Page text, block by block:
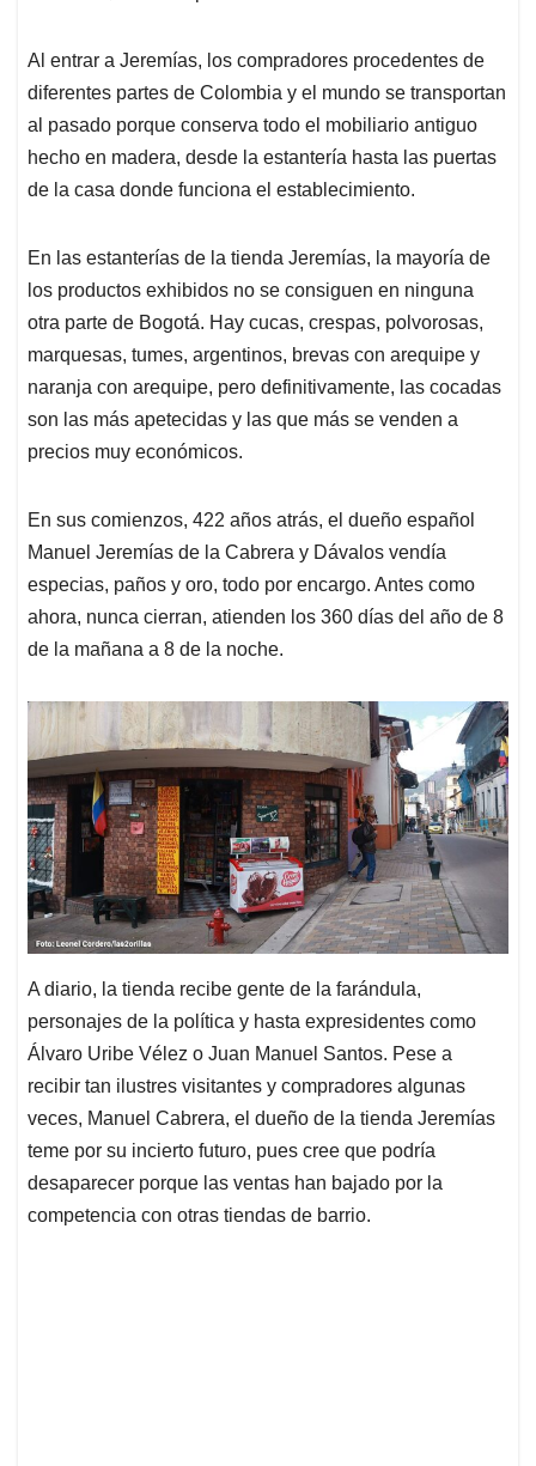
Al entrar a Jeremías, los compradores procedentes de
diferentes partes de Colombia y el mundo se transportan
al pasado porque conserva todo el mobiliario antiguo
hecho en madera, desde la estantería hasta las puertas
de la casa donde funciona el establecimiento.
En las estanterías de la tienda Jeremías, la mayoría de
los productos exhibidos no se consiguen en ninguna
otra parte de Bogotá. Hay cucas, crespas, polvorosas,
marquesas, tumes, argentinos, brevas con arequipe y
naranja con arequipe, pero definitivamente, las cocadas
son las más apetecidas y las que más se venden a
precios muy económicos.
En sus comienzos, 422 años atrás, el dueño español
Manuel Jeremías de la Cabrera y Dávalos vendía
especias, paños y oro, todo por encargo. Antes como
ahora, nunca cierran, atienden los 360 días del año de 8
de la mañana a 8 de la noche.
A diario, la tienda recibe gente de la farándula,
personajes de la política y hasta expresidentes como
Álvaro Uribe Vélez o Juan Manuel Santos. Pese a
recibir tan ilustres visitantes y compradores algunas
veces, Manuel Cabrera, el dueño de la tienda Jeremías
teme por su incierto futuro, pues cree que podría
desaparecer porque las ventas han bajado por la
competencia con otras tiendas de barrio.